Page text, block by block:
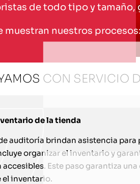
de todo tipo y
muestran nuestros
CON SERVICIO
de la tienda
auditoría brindan asistencia para
organizar el inventario y
Este paso garantiza
el inventario.